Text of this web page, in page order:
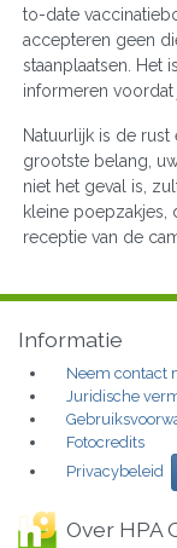
to-date
accepteren geen
staanplaatsen. Het
informeren voordat
Natuurlijk is de
grootste belang,
niet het geval is,
kleine poepzakjes,
receptie van de
Informatie
Neem contact
Juridische
Fotocredits
Privacybeleid
Over HPA